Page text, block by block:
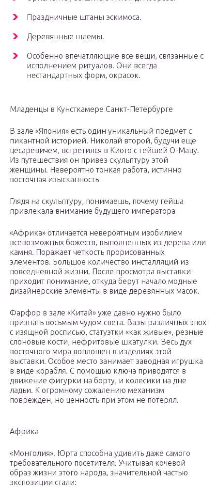
Праздничные штаны эскимоса.
Деревянные шлемы.
Особенно впечатляющие все вещи, связанные с
исполнением ритуалов. Они всегда
нестандартных форм, окрасок.
Младенцы в Кунсткамере Санкт-Петербурге
В зале «Япония» есть один уникальный предмет с
пикантной историей. Николай второй, будучи еще
цесаревичем, встретился в Киото с гейшей О-Мацу.
Из путешествия он привез скульптуру этой
женщины. Невероятно тонкая работа, истинно
восточная изысканность
Глядя на скульптуру, понимаешь, почему гейша
привлекала внимание будущего императора
«Африка» отличается невероятным изобилием
всевозможных божеств, выполненных из дерева или
камня. Поражает четкость прорисованных
элементов. Большое количество инсталляций из
повседневной жизни. После просмотра выставки
приходит понимание, откуда берут начало модные
дизайнерские элементы в виде деревянных масок.
Фарфор в зале «Китай» уже давно нужно было
признать восьмым чудом света. Вазы различных эпох
с изящной росписью, статуэтки «как живые», резные
слоновые кости, нефритовые шкатулки. Весь дух
восточного мира воплощен в изделиях этой
выставки. Особое место занимает заводная игрушка
в виде корабля. С помощью ключа приводятся в
движение фигурки на борту, и колесики на дне
ладьи. К огромному сожалению механизм
поврежден, но ценность при этом не потерял.
Африка
«Монголия». Юрта способна удивить даже самого
требовательного посетителя. Учитывая кочевой
образ жизни этого народа, значительной частью
экспозиции стали: